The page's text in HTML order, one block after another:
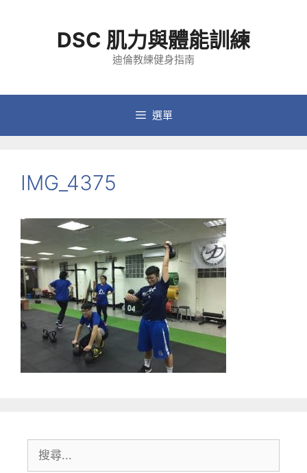
容
DSC 肌力與體能訓練
迪倫教練健身指南
選單
IMG_4375
尋: